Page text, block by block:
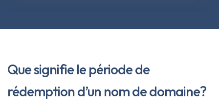
Que signifie le période de
rédemption d’un nom de domaine?